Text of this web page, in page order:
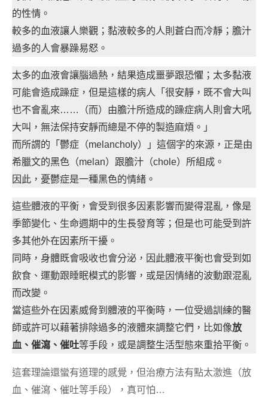
的性情。
較多的血液讓人樂觀；黏液較多的人則蒼白而冷靜；膽汁
過多的人會暴躁易怒。
太多的血液會讓腦過熱，結果造成噩夢跟恐懼；太多黏液
可能會造成躁症，但是這樣的病人「很安靜，既不會大叫
也不會亂來……（而）由膽汁所造成的躁症病人則會大吼
大叫，無法保持安靜而總是不停的製造麻煩。」
而所謂的「鬱症（melancholy）」這個字的來源，正是由
希臘文的黑色（melan）跟膽汁（chole）所組成。
因此，憂鬱症是一種黑色的情緒。
這些體液的平衡，會受到很多因素影響而變得混亂，像是
季節變化、生命週期中的生長發育等；但是也可能受到許
多其他外在因素所干擾。
同時，身體既會吸收也會分泌，因此體液平衡也會受到如
飲食、運動跟睡眠模式的影響，或是因情緒的波動跟混亂
而改變。
當這些外在因素威脅到體液的平衡時，一位受過訓練的醫
師或許可以藉著排除過多的液體來調整它們，比如像放
血、催瀉、催吐等手段，或是調整生活型態來重拾平衡。
這套理論還蠻有道理的感覺，但治療方法有點太激進（放
血、催瀉、催吐等手段），真可怕…